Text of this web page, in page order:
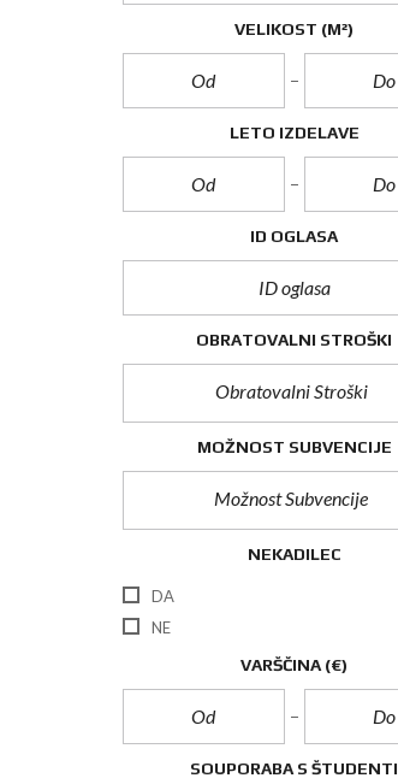
VELIKOST (M²)
LETO IZDELAVE
ID OGLASA
OBRATOVALNI STROŠKI
Obratovalni Stroški
MOŽNOST SUBVENCIJE
Možnost Subvencije
NEKADILEC
DA
NE
VARŠČINA (€)
SOUPORABA S ŠTUDENTI